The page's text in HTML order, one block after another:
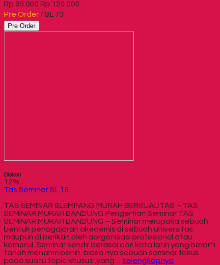
Rp 95.000 Rp 120.000
Pre Order / SL 73
Pre Order
Diskon
12%
Tas Seminar SL 16
TAS SEMINAR SLEMPANG MURAH BERKUALITAS – TAS
SEMINAR MURAH BANDUNG Pengertian Seminar TAS
SEMINAR MURAH BANDUNG – Seminar merupaka sebuah
bentuk penagajaran akedemis di sebuah universitas
maupun di berikan oleh aorganisasi profesional atau
komersil. Seminar sendir berasal dari kata latin yang berarti
tanah menanm benih. biasa nya sebuah seminar fokus
pada suatu topic khusus ,yang… selengkapnya